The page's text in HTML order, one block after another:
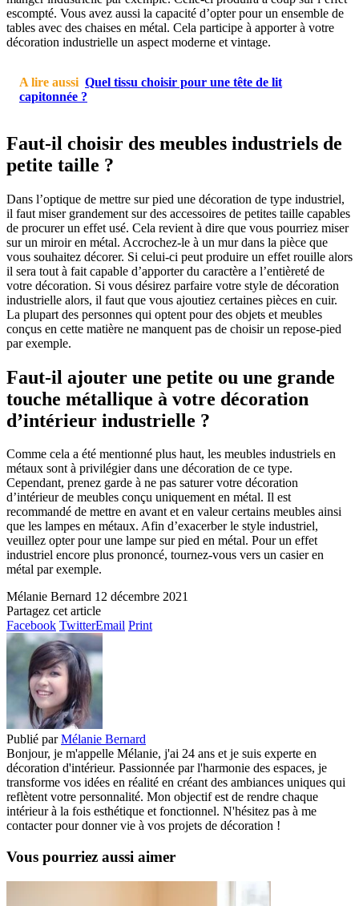
escompté. Vous avez aussi la capacité d’opter pour un ensemble de
tables avec des chaises en métal. Cela participe à apporter à votre
décoration industrielle un aspect moderne et vintage.
A lire aussi Quel tissu choisir pour une tête de lit
capitonnée ?
Faut-il choisir des meubles industriels de
petite taille ?
Dans l’optique de mettre sur pied une décoration de type industriel,
il faut miser grandement sur des accessoires de petites taille capables
de procurer un effet usé. Cela revient à dire que vous pourriez miser
sur un miroir en métal. Accrochez-le à un mur dans la pièce que
vous souhaitez décorer. Si celui-ci peut produire un effet rouille alors
il sera tout à fait capable d’apporter du caractère a l’entièreté de
votre décoration. Si vous désirez parfaire votre style de décoration
industrielle alors, il faut que vous ajoutiez certaines pièces en cuir.
La plupart des personnes qui optent pour des objets et meubles
conçus en cette matière ne manquent pas de choisir un repose-pied
par exemple.
Faut-il ajouter une petite ou une grande
touche métallique à votre décoration
d’intérieur industrielle ?
Comme cela a été mentionné plus haut, les meubles industriels en
métaux sont à privilégier dans une décoration de ce type.
Cependant, prenez garde à ne pas saturer votre décoration
d’intérieur de meubles conçu uniquement en métal. Il est
recommandé de mettre en avant et en valeur certains meubles ainsi
que les lampes en métaux. Afin d’exacerber le style industriel,
veuillez opter pour une lampe sur pied en métal. Pour un effet
industriel encore plus prononcé, tournez-vous vers un casier en
métal par exemple.
Mélanie Bernard 12 décembre 2021
Partagez cet article
Facebook TwitterEmail Print
Publié par Mélanie Bernard
Bonjour, je m'appelle Mélanie, j'ai 24 ans et je suis experte en
décoration d'intérieur. Passionnée par l'harmonie des espaces, je
transforme vos idées en réalité en créant des ambiances uniques qui
reflètent votre personnalité. Mon objectif est de rendre chaque
intérieur à la fois esthétique et fonctionnel. N'hésitez pas à me
contacter pour donner vie à vos projets de décoration !
Vous pourriez aussi aimer